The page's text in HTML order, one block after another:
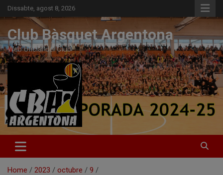
Skip
to
Dissabte, agost 8, 2026
Club Bàsquet Argentona
Web oficial del Club
Home 2023 octubre
9